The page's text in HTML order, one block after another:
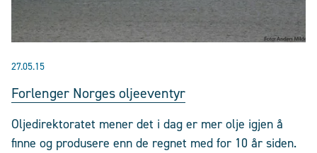
27.05.15
Forlenger Norges oljeeventyr
Oljedirektoratet mener det i dag er mer olje igjen å
finne og produsere enn de regnet med for 10 år siden.